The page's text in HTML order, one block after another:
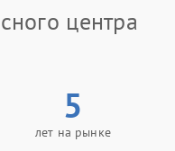
центра
5
лет на рынке